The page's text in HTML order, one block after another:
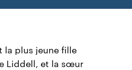
la plus jeune fille
Liddell, et la sœur